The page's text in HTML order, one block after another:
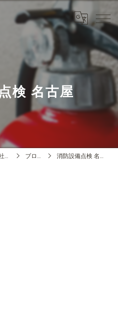
検 名古屋
名古屋市の消防点検は有限会社創功 ブログ 消防設備点検 名古屋